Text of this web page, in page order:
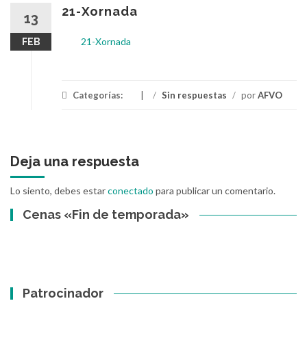
13
FEB
21-Xornada
21-Xornada
Categorías: / Sin respuestas / porAFVO
Deja una respuesta
Lo siento, debes estarconectado para publicar un comentario.
Cenas «Fin de temporada»
Patrocinador